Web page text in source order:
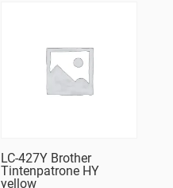
LC-427Y Brother
Tintenpatrone HY
yellow